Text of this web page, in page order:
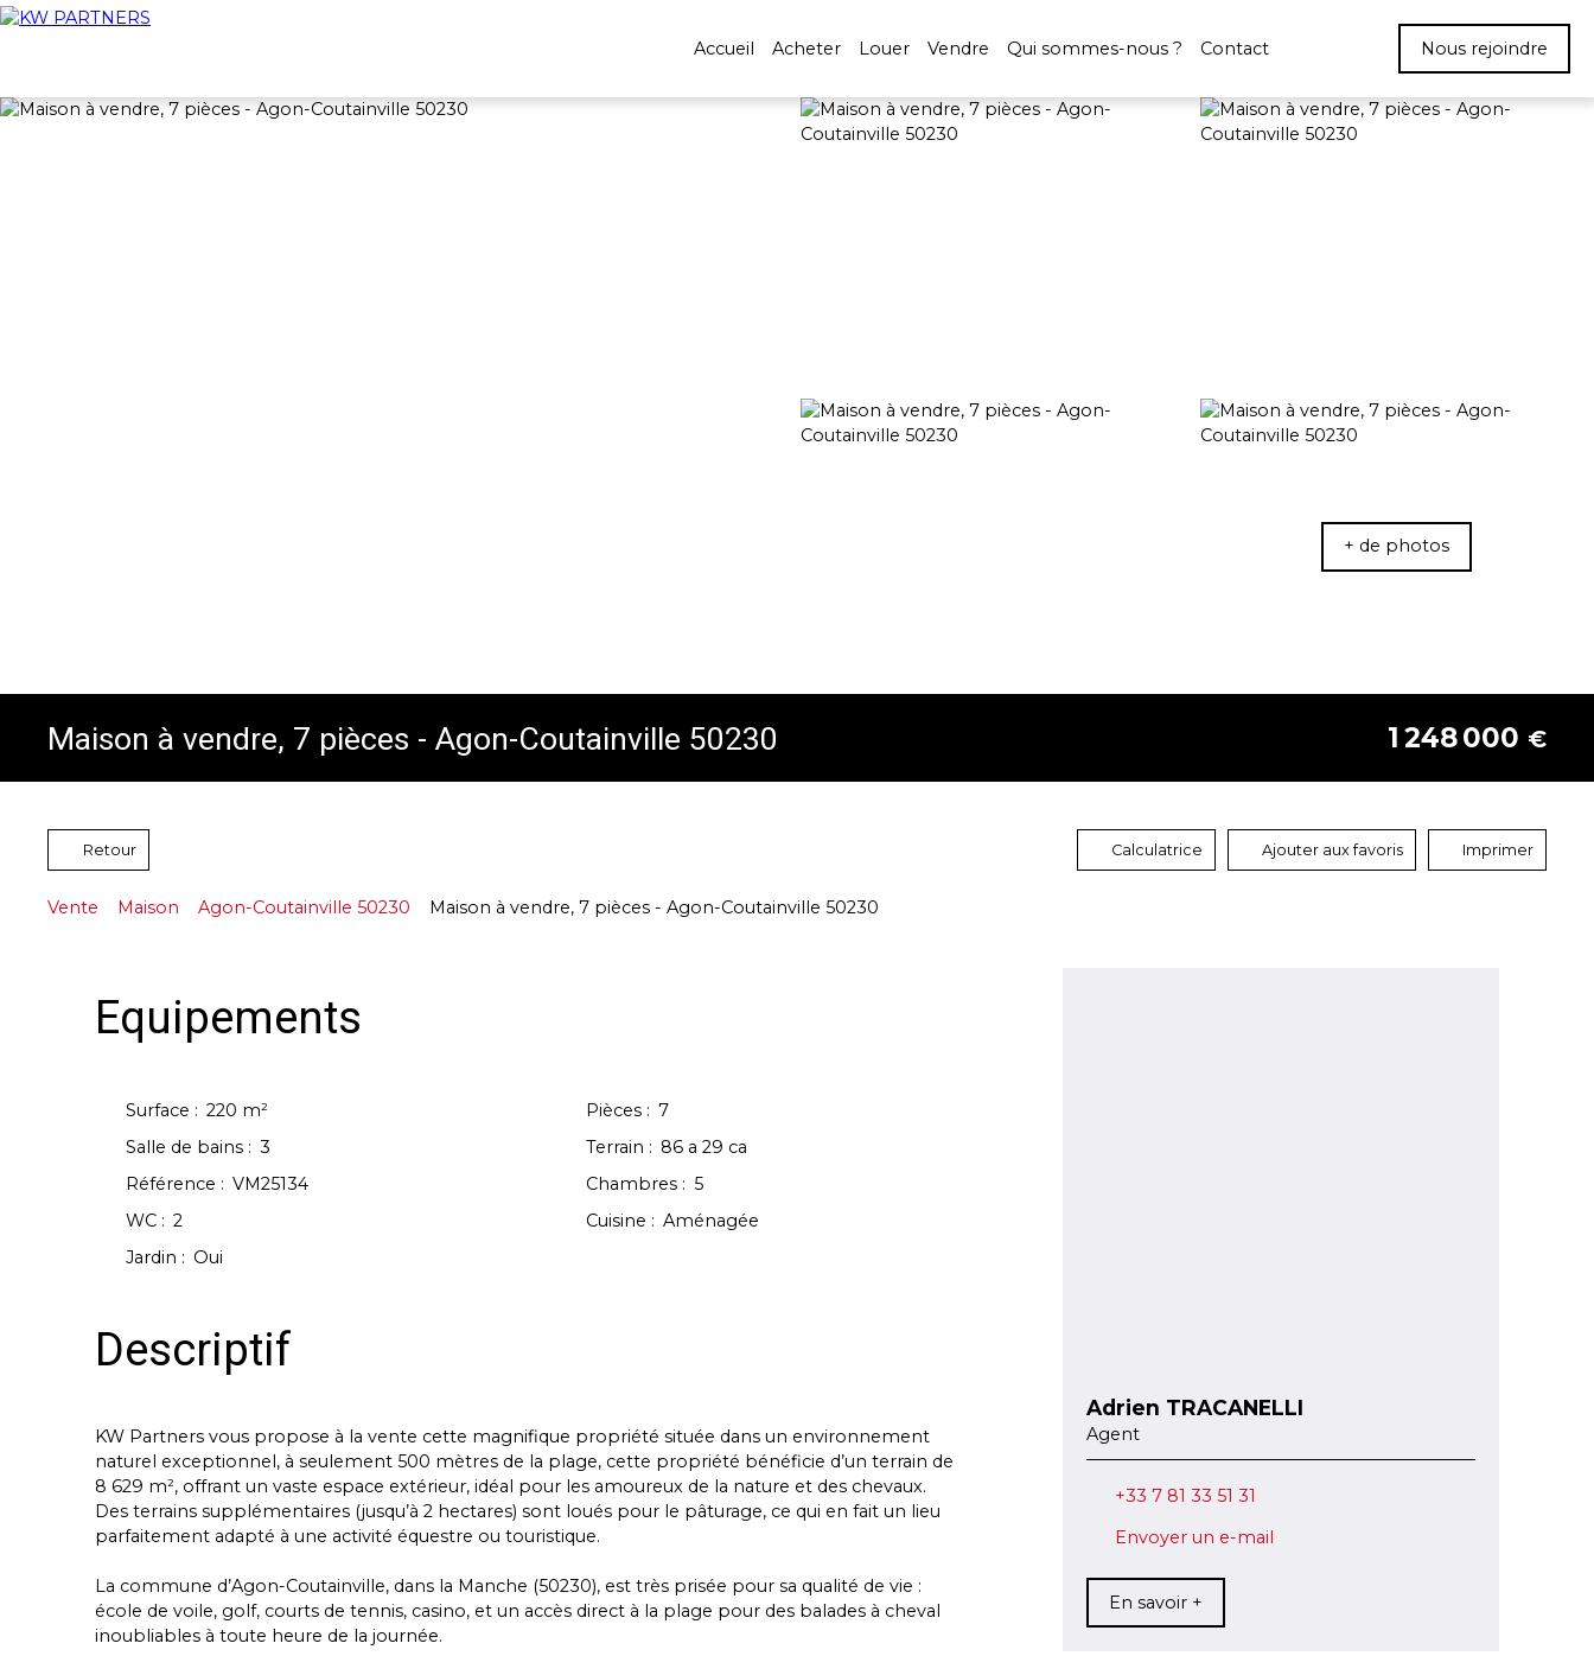
Accueil Acheter Louer Vendre Qui sommes-nous ? Contact Nous rejoindre
+ de photos
Maison à vendre, 7 pièces - Agon-Coutainville 50230 1 248 000 €
Retour Calculatrice Ajouter aux favoris Imprimer
Vente Maison Agon-Coutainville 50230 Maison à vendre, 7 pièces - Agon-Coutainville 50230
Equipements
Surface : 220 m² Pièces : 7
Salle de bains : 3 Terrain : 86 a 29 ca
Référence : VM25134 Chambres : 5
WC : 2 Cuisine : Aménagée
Jardin : Oui
Descriptif
KW Partners vous propose à la vente cette magnifique propriété située dans un environnement
naturel exceptionnel, à seulement 500 mètres de la plage, cette propriété bénéficie d’un terrain de
8 629 m², offrant un vaste espace extérieur, idéal pour les amoureux de la nature et des chevaux.
Des terrains supplémentaires (jusqu’à 2 hectares) sont loués pour le pâturage, ce qui en fait un lieu
parfaitement adapté à une activité équestre ou touristique.
La commune d’Agon-Coutainville, dans la Manche (50230), est très prisée pour sa qualité de vie :
école de voile, golf, courts de tennis, casino, et un accès direct à la plage pour des balades à cheval
inoubliables à toute heure de la journée.
Adrien TRACANELLI
Agent
+33 7 81 33 51 31
Envoyer un e-mail
En savoir +